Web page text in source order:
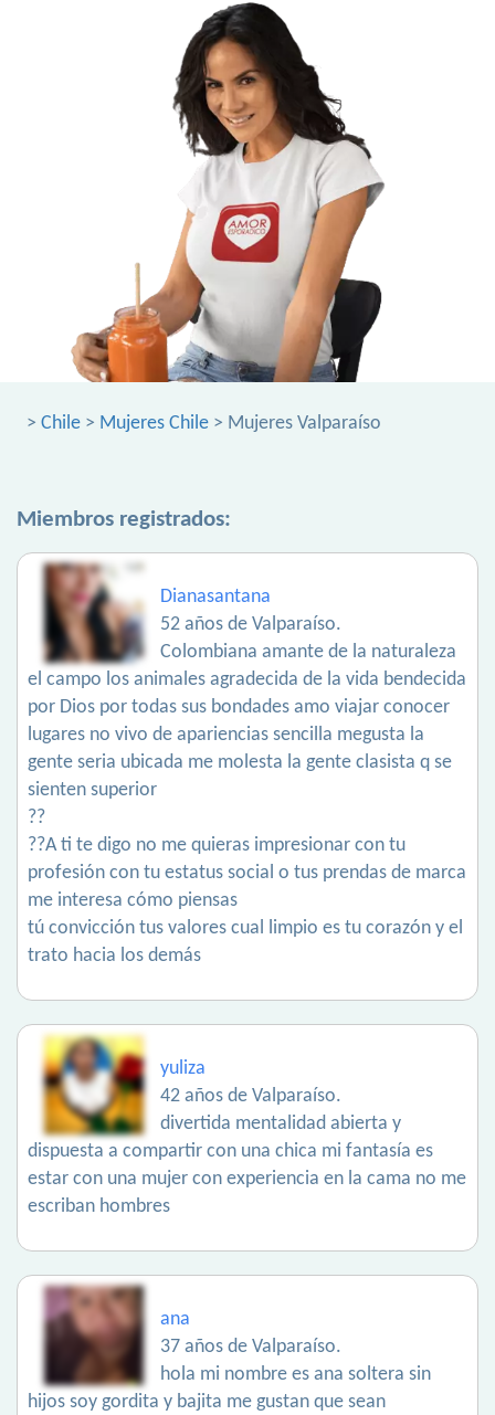
> Chile > Mujeres Chile > Mujeres Valparaíso
Miembros registrados:
Dianasantana
52 años de Valparaíso.
Colombiana amante de la naturaleza
el campo los animales agradecida de la vida bendecida
por Dios por todas sus bondades amo viajar conocer
lugares no vivo de apariencias sencilla megusta la
gente seria ubicada me molesta la gente clasista q se
sienten superior
??
??A ti te digo no me quieras impresionar con tu
profesión con tu estatus social o tus prendas de marca
me interesa cómo piensas
tú convicción tus valores cual limpio es tu corazón y el
trato hacia los demás
yuliza
42 años de Valparaíso.
divertida mentalidad abierta y
dispuesta a compartir con una chica mi fantasía es
estar con una mujer con experiencia en la cama no me
escriban hombres
ana
37 años de Valparaíso.
hola mi nombre es ana soltera sin
hijos soy gordita y bajita me gustan que sean